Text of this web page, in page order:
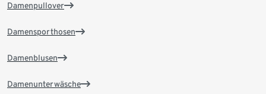
Damenpullover
Damensporthosen
Damenblusen
Damenunterwäsche